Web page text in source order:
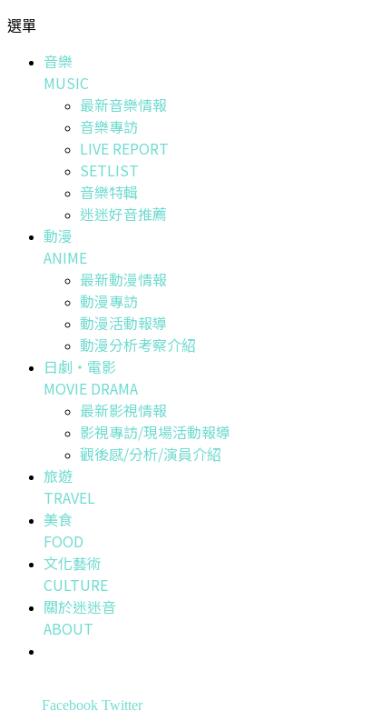
選單
音樂
MUSIC
最新音樂情報
音樂專訪
LIVE REPORT
SETLIST
音樂特輯
迷迷好音推薦
動漫
ANIME
最新動漫情報
動漫專訪
動漫活動報導
動漫分析考察介紹
日劇・電影
MOVIE DRAMA
最新影視情報
影視專訪/現場活動報導
觀後感/分析/演員介紹
旅遊
TRAVEL
美食
FOOD
文化藝術
CULTURE
關於迷迷音
ABOUT
Facebook Twitter